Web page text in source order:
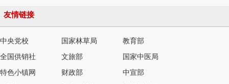
友情链接
中央党校 国家林草局 教育部
全国供销社 文旅部 国家中医局
特色小镇网 财政部 中宣部